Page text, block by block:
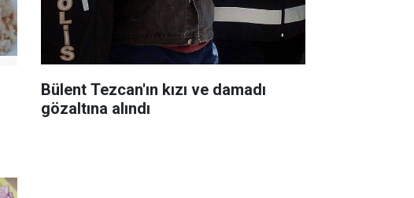
Bülent Tezcan'ın kızı ve damadı
gözaltına alındı